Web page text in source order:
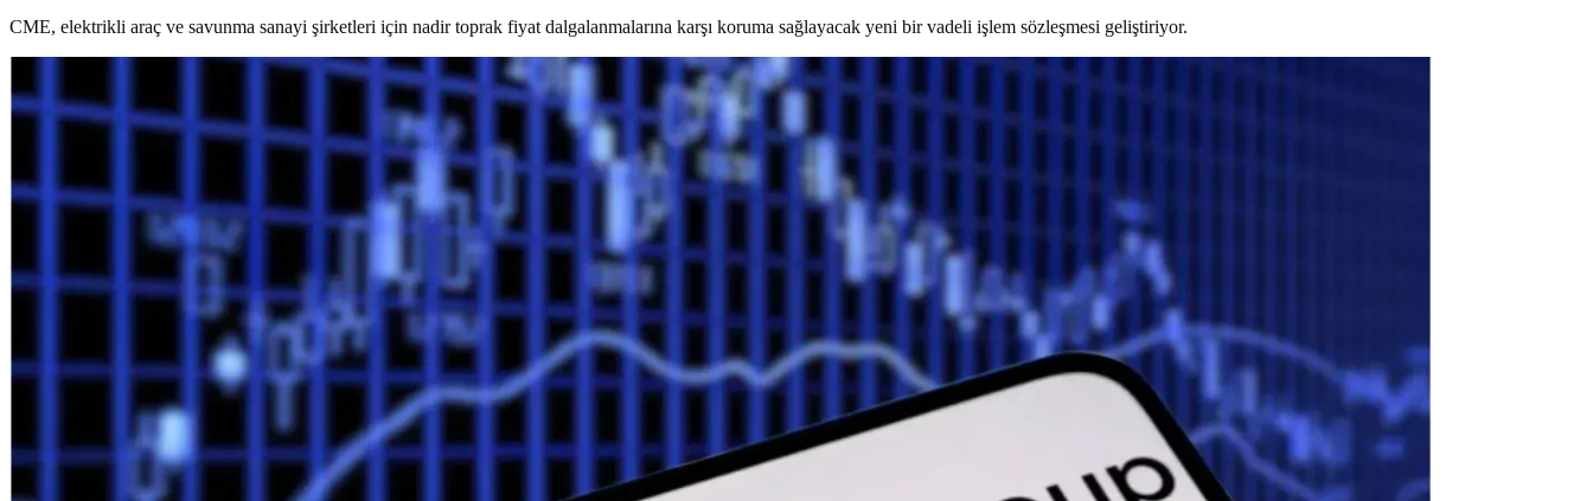
CME, elektrikli araç ve savunma sanayi şirketleri için nadir toprak fiyat dalgalanmalarına karşı koruma sağlayacak yeni bir vadeli işlem sözleşmesi geliştiriyor.